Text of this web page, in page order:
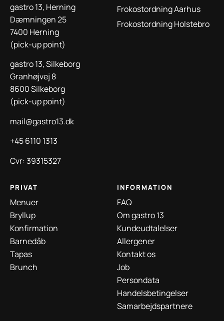
gastro 13, Herning
Dæmningen 25
7400 Herning
(pick-up point)
gastro 13, Silkeborg
Granhøjvej 8
8600 Silkeborg
(pick-up point)
mail@gastro13.dk
+45 6110 1313
Cvr: 39315327
Frokostordning Aarhus
Frokostordning Holstebro
PRIVAT
Menuer
Bryllup
Konfirmation
Barnedåb
Tapas
Brunch
INFORMATION
FAQ
Om gastro 13
Kundeudtalelser
Allergener
Kontakt os
Job
Persondata
Handelsbetingelser
Samarbejdspartnere